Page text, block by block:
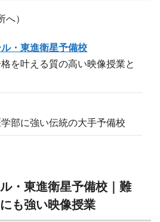
）
・東進衛星予備校
を叶える質の高い映像授業と
部に強い伝統の大手予備校
・東進衛星予備校｜難
も強い映像授業